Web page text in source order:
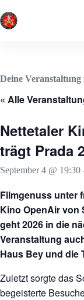
Inhalt
springen
Deine Veranstaltung
« Alle
Nettetaler
trägt Prada
September 4 @ 19:30
Filmgenuss unter
Kino OpenAir von
geht 2026 in die
Veranstaltung
Haus Bey und die
Zuletzt sorgte das
begeisterte